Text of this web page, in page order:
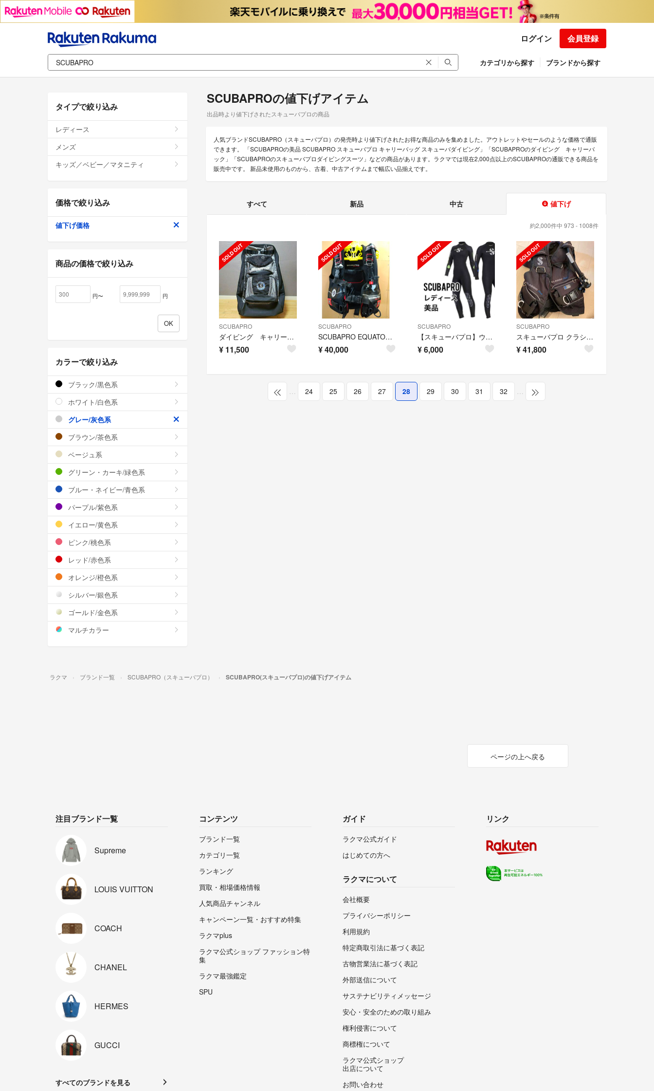
ログイン 会員登録
カテゴリから探す ブランドから探す
SCUBAPROの値下げアイテム
出品時より値下げされたスキューバプロの商品
人気ブランドSCUBAPRO（スキューバプロ）の発売時より値下げされたお得な商品のみを集めました。アウトレットやセールのような価格で通販
できます。 「SCUBAPROの美品 SCUBAPRO スキューバプロ キャリーバッグ スキューバダイビング」「SCUBAPROのダイビング キャリーバ
ック」「SCUBAPROのスキューバプロダイビングスーツ」などの商品があります。ラクマでは現在2,000点以上のSCUBAPROの通販できる商品を
販売中です。 新品未使用のものから、古着、中古アイテムまで幅広い品揃えです。
すべて 新品 中古 値下げ
約2,000件中 973 - 1008件
SCUBAPRO
ダイビング キャリーバック
¥ 11,500
SCUBAPRO
SCUBAPRO EQUATOR BCジャケットmic21限定モデル L
¥40,000
SCUBAPRO
【スキューバプロ】ウェットスーツレディース 3mm ダイビング
¥6,000
SCUBAPRO
スキューバプロ クラシックプラスBCD 3ゲージコンソール フィン
¥41,800
… 24 25 26 27 28 29 30 31 32 …
タイプで絞り込み
レディース
メンズ
キッズ／ベビー／マタニティ
価格で絞り込み
値下げ価格
商品の価格で絞り込み
円〜 円
カラーで絞り込み
ブラック/黒色系
ホワイト/白色系
グレー/灰色系
ブラウン/茶色系
ベージュ系
グリーン・カーキ/緑色系
ブルー・ネイビー/青色系
パープル/紫色系
イエロー/黄色系
ピンク/桃色系
レッド/赤色系
オレンジ/橙色系
シルバー/銀色系
ゴールド/金色系
マルチカラー
ラクマ ブランド一覧 SCUBAPRO（スキューバプロ） SCUBAPRO(スキューバプロ)の値下げアイテム
ページの上へ戻る
注目ブランド一覧
Supreme
LOUIS VUITTON
COACH
CHANEL
HERMES
GUCCI
すべてのブランドを見る
コンテンツ
ブランド一覧
カテゴリ一覧
ランキング
買取・相場価格情報
人気商品チャンネル
キャンペーン一覧・おすすめ特集
ラクマplus
ラクマ公式ショップ ファッション特
集
ラクマ最強鑑定
SPU
ガイド
ラクマ公式ガイド
はじめての方へ
ラクマについて
会社概要
プライバシーポリシー
利用規約
特定商取引法に基づく表記
古物営業法に基づく表記
外部送信について
サステナビリティメッセージ
安心・安全のための取り組み
権利侵害について
商標権について
ラクマ公式ショップ
出店について
お問い合わせ
リンク